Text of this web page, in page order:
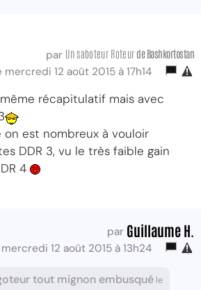
par Un saboteur Roteur de Bashkortostan
mercredi 12 août 2015 à 17h14
récapitulatif mais avec
on est nombreux à vouloir
DDR 3, vu le très faible gain
4
par Guillaume H.
12 août 2015 à 13h24
tout mignon embusqué le